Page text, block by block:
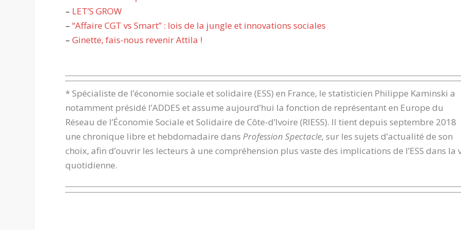
– LET’S GROW
–“Affaire CGT vs Smart” : lois de la jungle et innovations sociales
–Ginette, fais-nous revenir Attila !
* Spécialiste de l’économie sociale et solidaire (ESS) en France, le statisticien Philippe Kaminski a
notamment présidé l’ADDES et assume aujourd’hui la fonction de représentant en Europe du
Réseau de l’Économie Sociale et Solidaire de Côte-d’Ivoire (RIESS). Il tient depuis septembre 2018
une chronique libre et hebdomadaire dans Profession Spectacle, sur les sujets d’actualité de son
choix, afin d’ouvrir les lecteurs à une compréhension plus vaste des implications de l’ESS dans la
quotidienne.